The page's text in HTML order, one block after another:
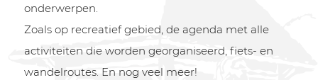
onderwerpen.
Zoals op recreatief gebied, de agenda met alle
activiteiten die worden georganiseerd, fiets- en
wandelroutes. En nog veel meer!